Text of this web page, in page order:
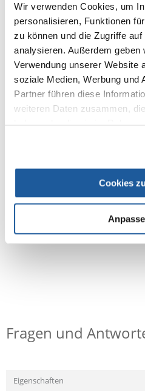
Wir verwenden Cookies, um
personalisieren, Funktionen
zu können und die Zugriffe
analysieren. Außerdem
Verwendung unserer Website
soziale Medien, Werbung und
Partner führen diese
weiteren Daten zusammen,
Cookies
Die Fütterungsdauer variiert in
Symptome und der
Einsatz kann bei chronischen
postprandiale Leberbelastungen zu
Tagesportion auf mehrere kleine
ZUSAMMENSETZUNG:
Getreide (Mais, Reis), Fleisch und
Öle und Fette, pflanzliche
Mineralstoffe.
mg, E2 (Jod): 1,5 mg, E4 (Kupfer): 0,8
ANALYTISCHE BESTANDTEILE:
Rohprotein: 6,5% - Rohöle und -fette:
2% - Feuchtigkeit: 64% - Natrium:
Fragen und
Eigenschaften